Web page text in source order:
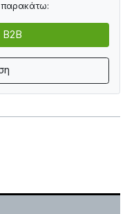
παρακάτω: